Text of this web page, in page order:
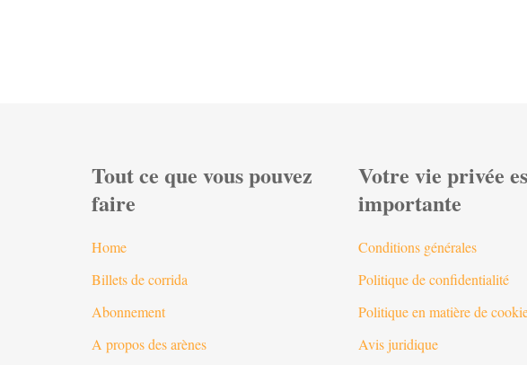
Tout ce que vous pouvez
faire
Home
Billets de corrida
Abonnement
A propos des arènes
Votre vie privée
importante
Conditions générales
Politique de confidentialité
Politique en matière de
Avis juridique